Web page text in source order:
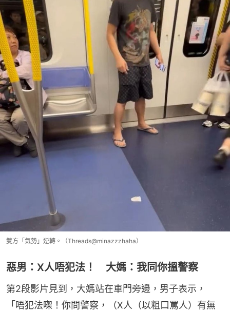
雙方「氣勢」逆轉。（Threads@minazzzhaha）
惡男：X人唔犯法！ 大媽：我同你搵警察
第2段影片見到，大媽站在車門旁邊，男子表示，
「唔犯法㗎！你問警察，（X人（以粗口罵人）有無